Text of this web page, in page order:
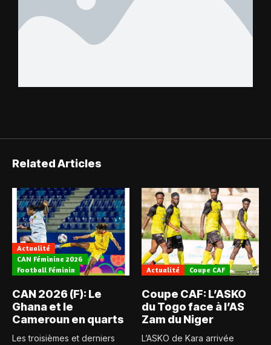
Related Articles
Actualité
CAN Féminine 2026
Football Féminin
CAN 2026 (F): Le
Ghana et le
Cameroun en quarts
Les troisièmes et derniers
Actualité Coupe CAF
Coupe CAF: L’ASKO
du Togo face à l’AS
Zam du Niger
L’ASKO de Kara arrivée